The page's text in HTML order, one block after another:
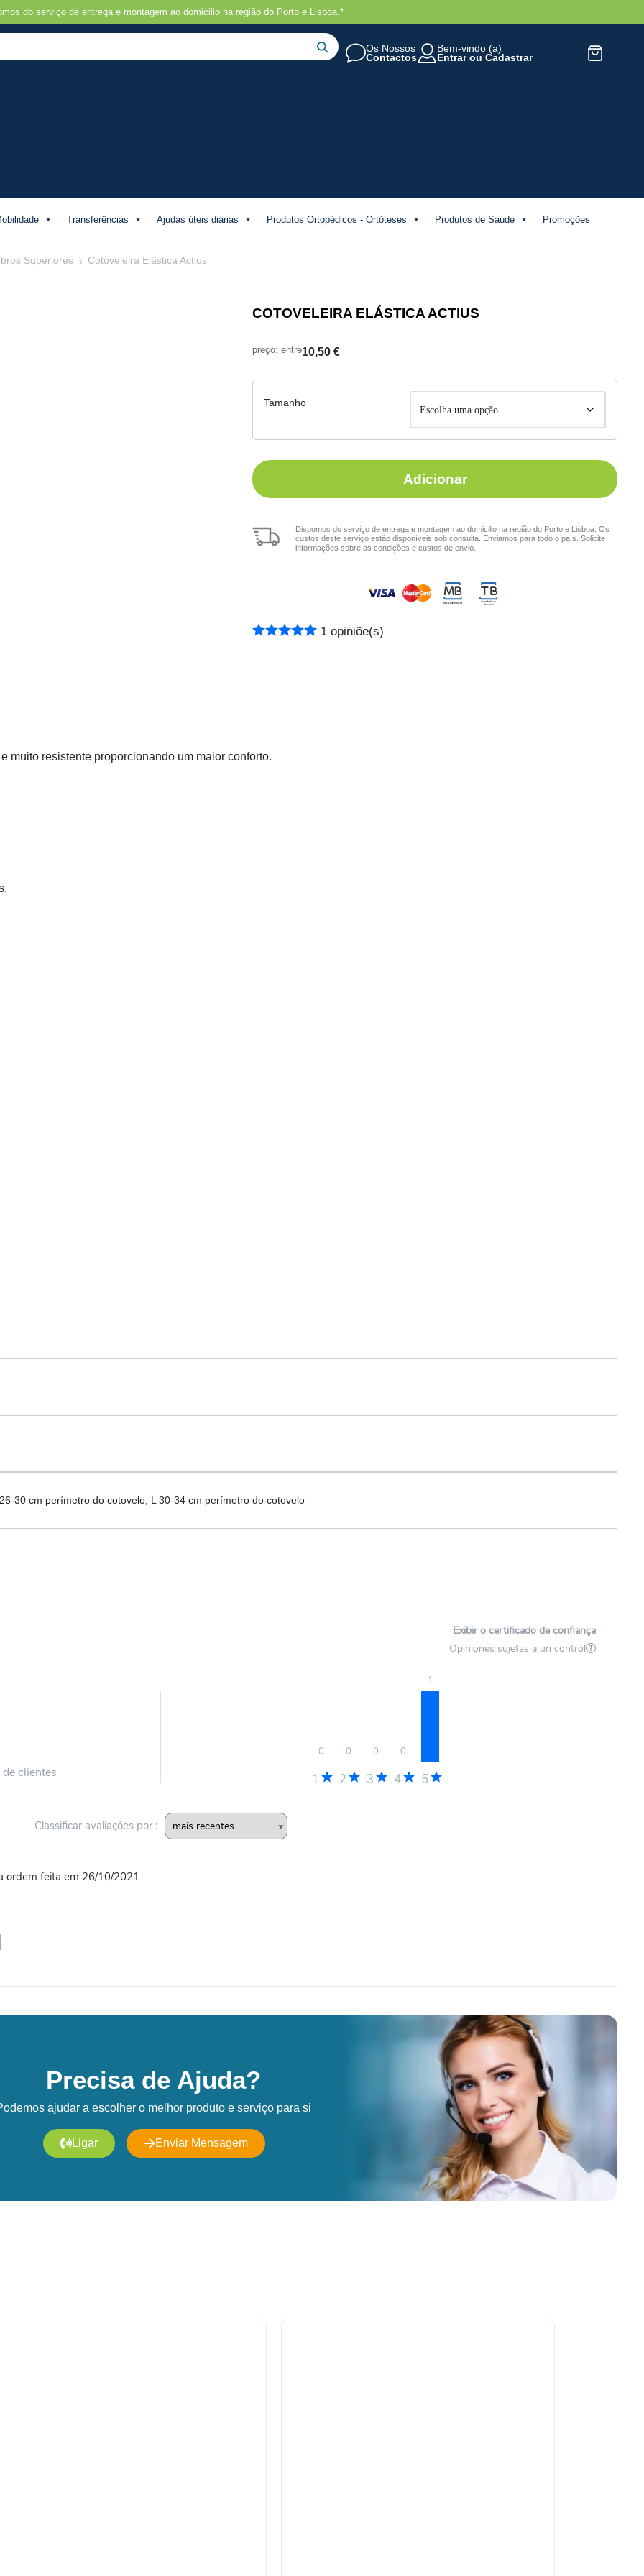
do serviço de entrega e montagem ao domicilio na região do Porto e Lisboa.*
Os Nossos
Contactos
Bem-vindo (a)
EntrarouCadastrar
Transferências Ajudas úteis diárias Produtos Ortopédicos - Ortóteses Produtos de Saúde Promoções
Superiores \ Cotoveleira Elástica Actius
COTOVELEIRA ELÁSTICA ACTIUS
10,50 €
Tamanho
Adicionar
Dispomos do serviço de entrega e montagem ao domicilio na região do Porto e Lisboa. Os
custos deste serviço estão disponíveis sob consulta. Enviamos para todo o país. Solicite
informações sobre as condições e custos de envio.
1 opiniõe(s)
muito resistente proporcionando um maior conforto.
30 cm perímetro do cotovelo, L 30-34 cm perímetro do cotovelo
Exibir o certificado de confiança
Opiniones sujetas a un control
clientes 1
0
2
0
3
0
4
0
5
1
Classificar avaliações por :
ordem feita em 26/10/2021
Precisa de Ajuda?
ajudar a escolher o melhor produto e serviço para si
Ligar Enviar Mensagem